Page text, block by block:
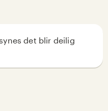
det blir deilig